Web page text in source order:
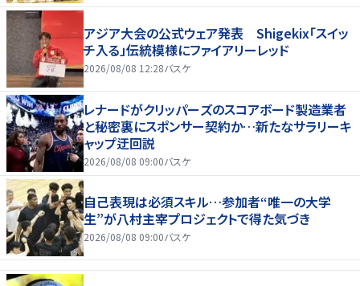
アジア大会の公式ウェア発表 Shigekix「スイッ
チ入る」伝統模様にファイアリーレッド
2026/08/08 12:28バスケ
レナードがクリッパーズのスコアボード製造業者
と秘密裏にスポンサー契約か‬…新たなサラリーキ
ャップ迂回説
2026/08/08 09:00バスケ
自己表現は必須スキル…参加者“唯一の大学
生”が八村主宰プロジェクトで得た気づき
2026/08/08 09:00バスケ